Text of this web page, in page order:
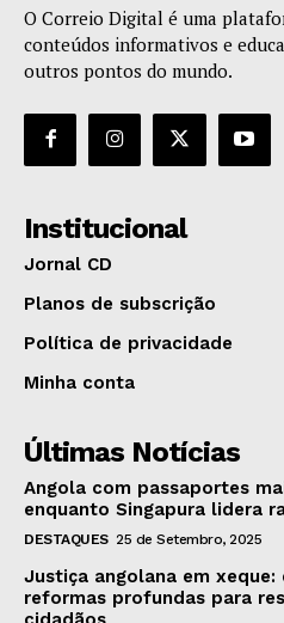
O Correio Digital é uma
conteúdos informativos e
outros pontos do mundo.
Institucional
Jornal CD
Planos de subscrição
Política de privacidade
Minha conta
Últimas Notícias
Angola com passaportes
enquanto Singapura lidera
DESTAQUES 25 de Setembro, 2025
Justiça angolana em
reformas profundas para